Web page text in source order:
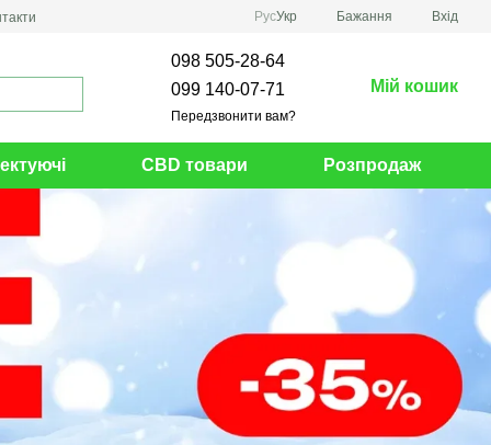
РусУкр Бажання Вхід
098 505-28-64
099 140-07-71
Передзвонити вам?
Мій кошик
CBD товари Розпродаж